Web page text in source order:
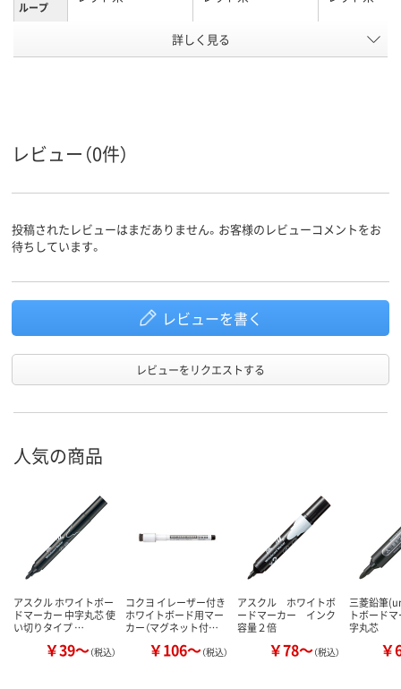
ループ
中字丸芯、中字
インク種
アルコール系インク
填方法
70
詳しく見る
レビュー（0件）
投稿されたレビューはまだありません。お客様のレビューコメントをお
待ちしています。
レビューを書く
レビューをリクエストする
人気の商品
アスクル ホワイトボー
ドマーカー 中字丸芯 使
い切りタイプ …
￥39～（税込）
コクヨ イレーザー付き
ホワイトボード用マー
カー（マグネット付…
￥106～（税込）
アスクル ホワイトボ
ードマーカー インク
容量２倍
￥78～（税込）
三菱鉛筆
トボード
字丸芯
￥